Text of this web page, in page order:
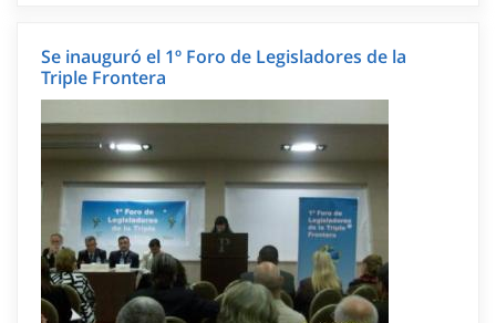
Se inauguró el 1º Foro de Legisladores de la
Triple Frontera